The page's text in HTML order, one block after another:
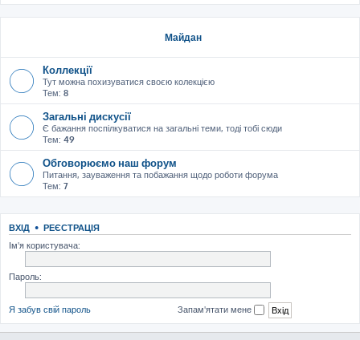
Майдан
Коллекції
Тут можна похизуватися своєю колекцією
Тем: 8
Загальні дискусії
Є бажання поспілкуватися на загальні теми, тоді тобі сюди
Тем: 49
Обговорюємо наш форум
Питання, зауваження та побажання щодо роботи форума
Тем: 7
ВХІД • РЕЄСТРАЦІЯ
Ім'я користувача:
Пароль:
Я забув свій пароль Запам'ятати мене